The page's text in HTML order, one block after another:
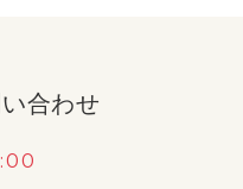
合わせ